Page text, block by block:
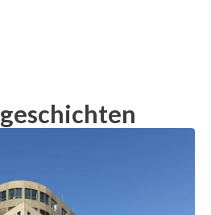
geschichten